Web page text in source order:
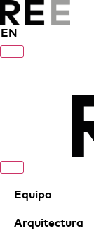
EN
Equipo
Arquitectura